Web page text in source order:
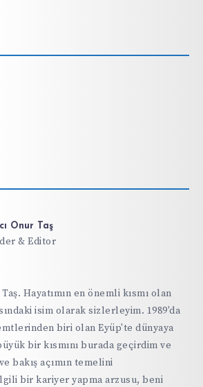
Onur Taş
& Editor
Hayatımın en önemli kısmı olan
isim olarak sizlerleyim. 1989'da
biri olan Eyüp'te dünyaya
bir kısmını burada geçirdim ve
bakış açımın temelini
bir kariyer yapma arzusu, beni